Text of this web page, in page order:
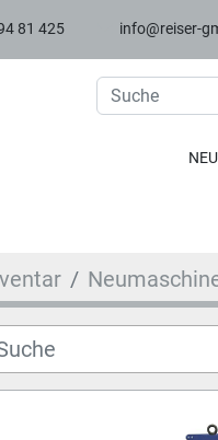
81 425 info@reiser-